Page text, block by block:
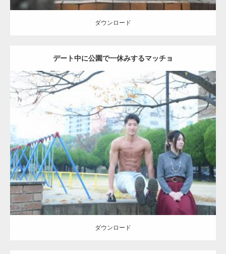
ダウンロード
デート中に公園で一休みするマッチョ
Update:2021.07.6
Category:公園のマッチョ その他 AKIHITO(細マッチョ) 腹筋
ダウンロード
ダウンロード